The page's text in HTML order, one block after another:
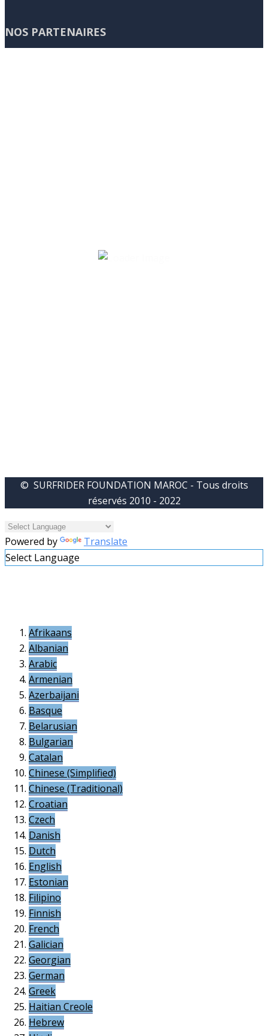
NOS PARTENAIRES
© SURFRIDER FOUNDATION MAROC - Tous droits
réservés 2010 - 2022
Powered by
Translate
Select Language
Afrikaans
Albanian
Arabic
Armenian
Azerbaijani
Basque
Belarusian
Bulgarian
Catalan
Chinese (Simplified)
Chinese (Traditional)
Croatian
Czech
Danish
Dutch
English
Estonian
Filipino
Finnish
French
Galician
Georgian
German
Greek
Haitian Creole
Hebrew